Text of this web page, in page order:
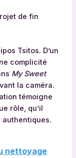
de fin
Tsitos. D’un
complicité
My Sweet
la caméra.
témoigne
rôle, qu’il
authentiques.
nettoyage